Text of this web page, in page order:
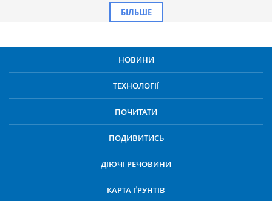
БІЛЬШЕ
НОВИНИ
ТЕХНОЛОГІЇ
ПОЧИТАТИ
ПОДИВИТИСЬ
ДІЮЧІ РЕЧОВИНИ
КАРТА ҐРУНТІВ